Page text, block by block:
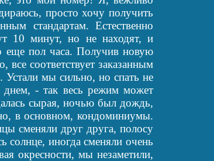
просто хочу получить
стандартам. Естественно
10 минут, но не находят, и
еще пол часа. Получив новую
соответствует заказанным
Устали мы сильно, но спать не
днем, - так весь режим может
сырая, ночью был дождь,
в основном, кондоминиумы.
сменяли друг друга, полосу
солнце, иногда сменяли очень
окресности, мы незаметили,